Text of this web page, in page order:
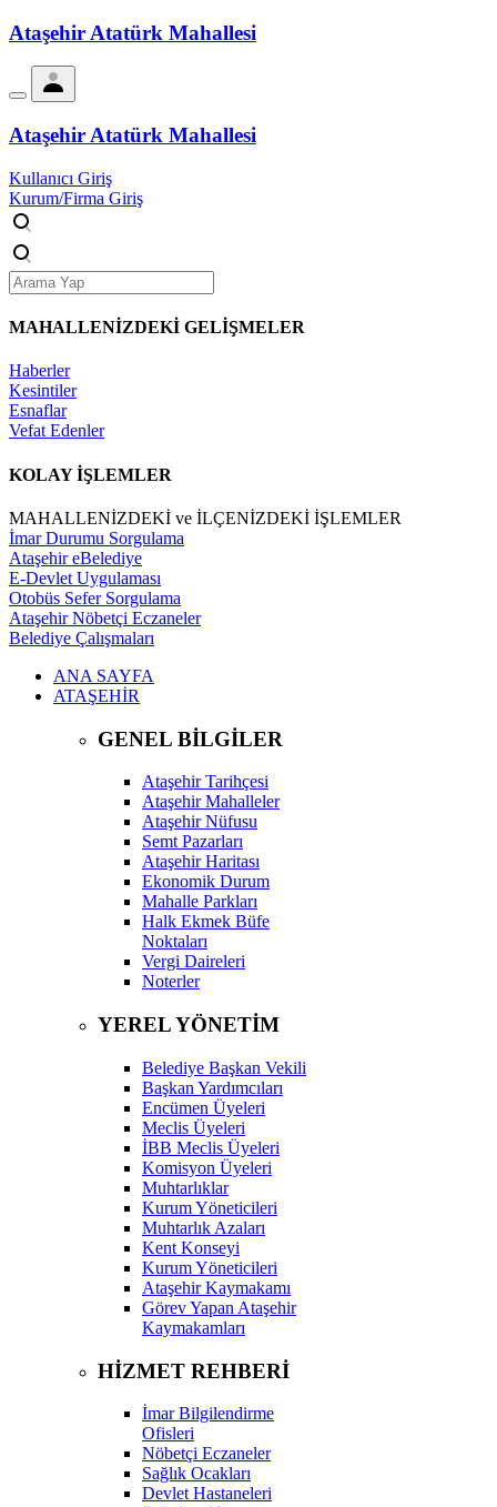
Ataşehir Atatürk Mahallesi
Ataşehir Atatürk Mahallesi
Kullanıcı Giriş
Kurum/Firma Giriş
MAHALLENİZDEKİ GELİŞMELER
Haberler
Kesintiler
Esnaflar
Vefat Edenler
KOLAY İŞLEMLER
MAHALLENİZDEKİ ve İLÇENİZDEKİ İŞLEMLER
İmar Durumu Sorgulama
Ataşehir eBelediye
E-Devlet Uygulaması
Otobüs Sefer Sorgulama
Ataşehir Nöbetçi Eczaneler
Belediye Çalışmaları
ANA SAYFA
ATAŞEHİR
GENEL BİLGİLER
Ataşehir Tarihçesi
Ataşehir Mahalleler
Ataşehir Nüfusu
Semt Pazarları
Ataşehir Haritası
Ekonomik Durum
Mahalle Parkları
Halk Ekmek Büfe
Noktaları
Vergi Daireleri
Noterler
YEREL YÖNETİM
Belediye Başkan Vekili
Başkan Yardımcıları
Encümen Üyeleri
Meclis Üyeleri
İBB Meclis Üyeleri
Komisyon Üyeleri
Muhtarlıklar
Kurum Yöneticileri
Muhtarlık Azaları
Kent Konseyi
Kurum Yöneticileri
Ataşehir Kaymakamı
Görev Yapan Ataşehir
Kaymakamları
HİZMET REHBERİ
İmar Bilgilendirme
Ofisleri
Nöbetçi Eczaneler
Sağlık Ocakları
Devlet Hastaneleri